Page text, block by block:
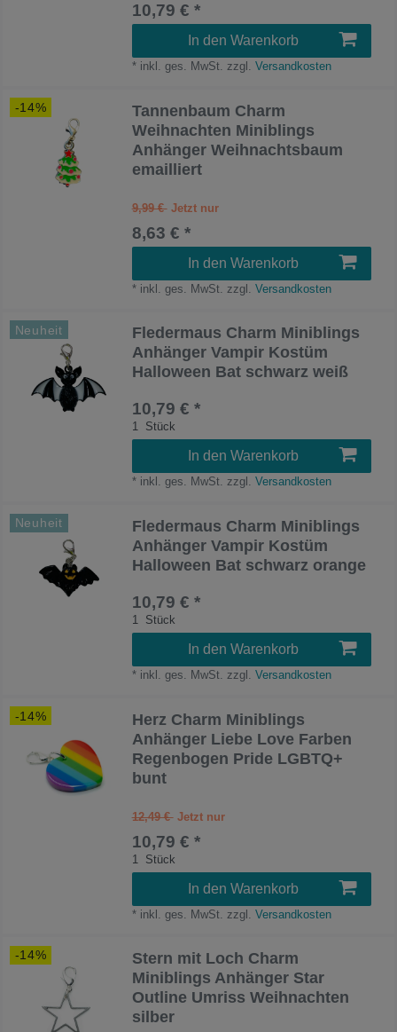
10,79 € *
In den Warenkorb
* inkl. ges. MwSt. zzgl. Versandkosten
-14%
Tannenbaum Charm
Weihnachten Miniblings
Anhänger Weihnachtsbaum
emailliert
9,99 €
8,63 € *
In den Warenkorb
* inkl. ges. MwSt. zzgl. Versandkosten
Neuheit
Fledermaus Charm Miniblings
Anhänger Vampir Kostüm
Halloween Bat schwarz weiß
10,79 € *
1 Stück
In den Warenkorb
* inkl. ges. MwSt. zzgl. Versandkosten
Neuheit
Fledermaus Charm Miniblings
Anhänger Vampir Kostüm
Halloween Bat schwarz orange
10,79 € *
1 Stück
In den Warenkorb
* inkl. ges. MwSt. zzgl. Versandkosten
-14%
Herz Charm Miniblings
Anhänger Liebe Love Farben
Regenbogen Pride LGBTQ+
bunt
12,49 €
10,79 € *
1 Stück
In den Warenkorb
* inkl. ges. MwSt. zzgl. Versandkosten
-14%
Stern mit Loch Charm
Miniblings Anhänger Star
Outline Umriss Weihnachten
silber